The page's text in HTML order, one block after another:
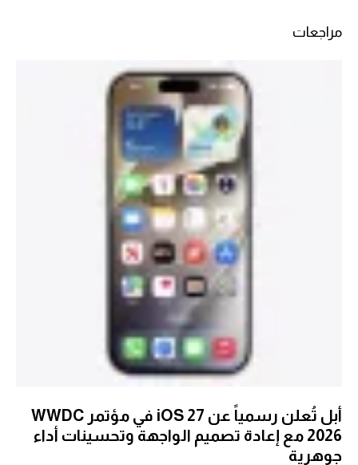
مراجعات
أبل تُعلن رسمياً عن iOS 27 في مؤتمر WWDC
2026 مع إعادة تصميم الواجهة وتحسينات أداء
جوهرية